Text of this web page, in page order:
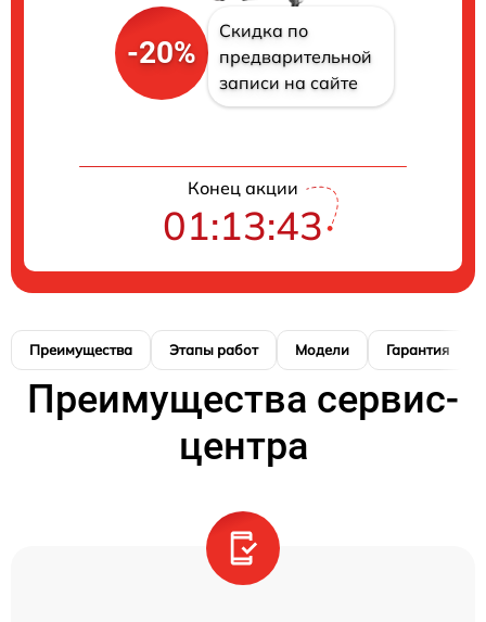
-20%
Скидка по
предварительной
записи на сайте
Конец акции
01:13:42
Преимущества Этапы работ Модели Гарантия
Преимущества сервис-
центра